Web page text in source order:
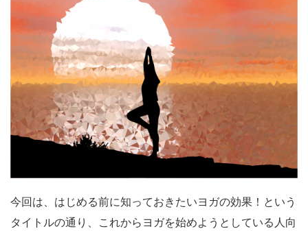
今回は、はじめる前に知っておきたいヨガの効果！という
タイトルの通り、これからヨガを始めようとしている人向